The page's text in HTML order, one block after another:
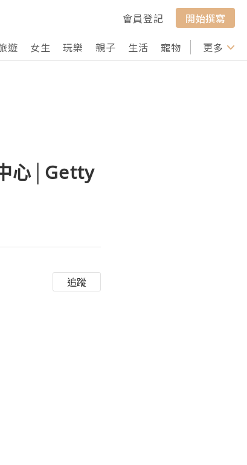
會員登記
開始撰寫
遊 女生 玩樂 親子 生活 寵物 行山 打卡
更多
心│Getty
追蹤